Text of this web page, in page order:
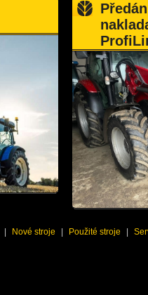
Nové stroje Použité stroje